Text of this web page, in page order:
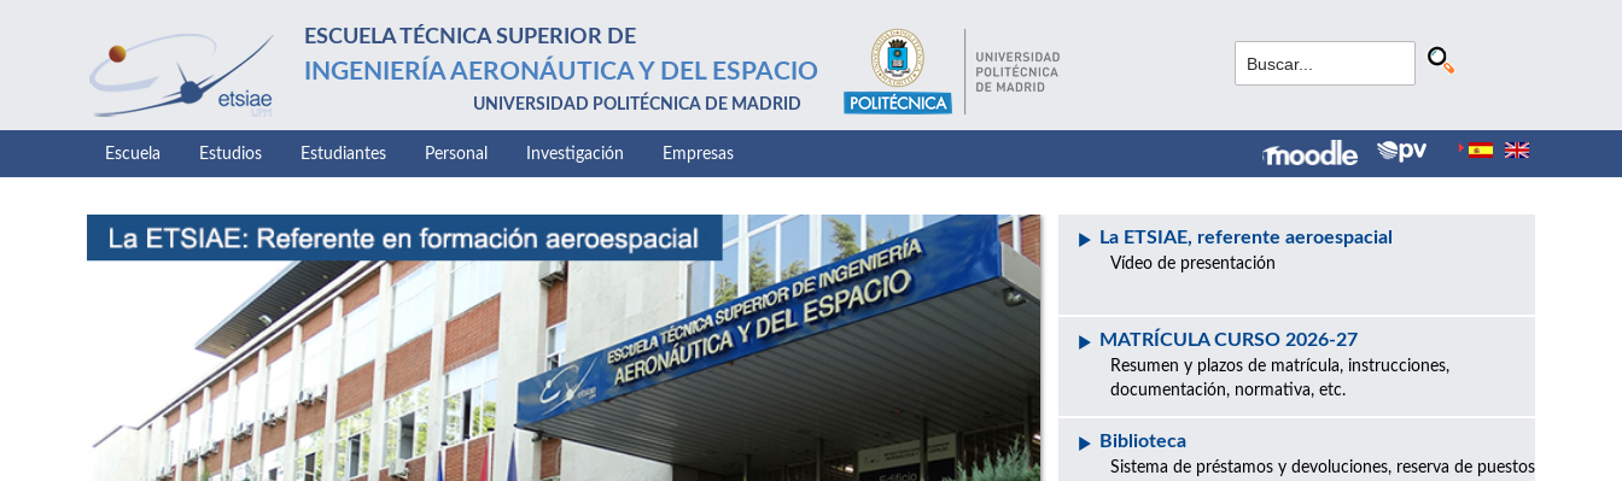
ESCUELA TÉCNICA SUPERIOR DE
INGENIERÍA AERONÁUTICA Y DEL ESPACIO
UNIVERSIDAD POLITÉCNICA DE MADRID
Escuela Estudios Estudiantes Personal Investigación Empresas
La ETSIAE, referente aeroespacial
Vídeo de presentación
MATRÍCULA CURSO 2026-27
Resumen y plazos de matrícula, instrucciones,
documentación, normativa, etc.
Biblioteca
Sistema de préstamos y devoluciones, reserva de puestos